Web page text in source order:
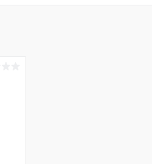
Купить в 1 клик